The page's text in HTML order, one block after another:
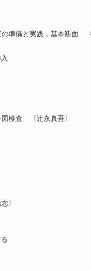
備と実践，基本断面 〈
検査 〈辻永真吾〉
〉